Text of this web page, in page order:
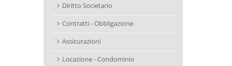
Diritto Societario
Contratti - Obbligazione
Assicurazioni
Locazione - Condominio